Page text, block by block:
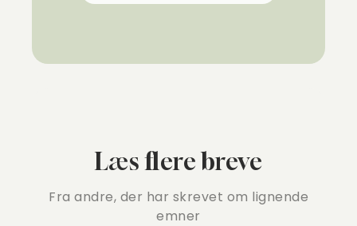
Læs flere breve
Fra andre, der har skrevet om lignende
emner